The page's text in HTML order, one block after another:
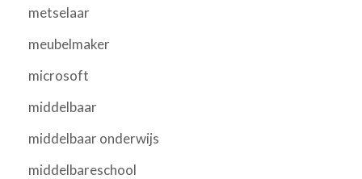
metselaar
meubelmaker
microsoft
middelbaar
middelbaar onderwijs
middelbareschool